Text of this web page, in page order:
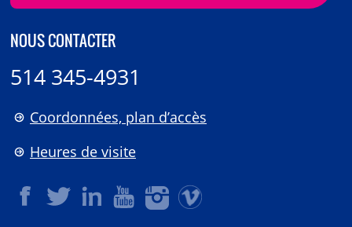
NOUS CONTACTER
514 345-4931
Coordonnées, plan d’accès
Heures de visite